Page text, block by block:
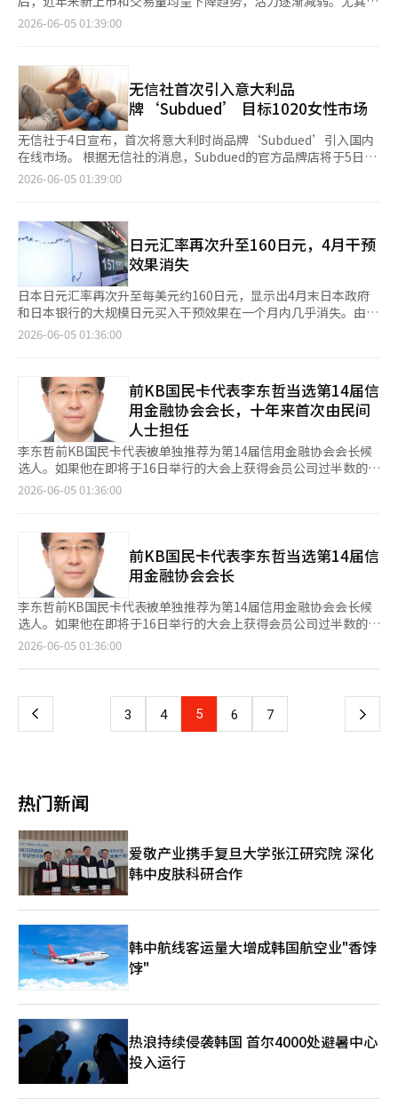
成长基金是临时性的，而BDC则像新技术产业投资基金一样，具有
长期运营的制度框架，因此从长远来看，BDC有可能形成独立的市
税制改革得以实施，后续基金的设立和资金募集将会加速；反之，
若未能改革，刚刚引入的制度可能在初期就失去动力。※ 本报道
经人工智能（AI）系统翻译与编辑。
的笔记本赠品。 无信社相关人士表示：“Subdued以其时尚的风
格和独特的美学，预计将满足无信社核心目标群体1020女性顾客
第一季度的营业收入为3636亿韩元，同比增长24.1%，创下第一
季度历史最高业绩。营业利润为190亿韩元，增长8.2%。※ 本报
道经人工智能（AI）系统翻译与编辑。
新上市公司数量少于退市公司，导致其作为中小企业成长平台的角
量在2024年为6家，2025年为4家，而到今年上半年结束时，仅有
1家。 相对而言，退市公司数量在不包括转入科斯达克的案例外，
2024年为10家，2025年为9家。今年，包括相对较新上市的艾美
斯基（AMCG）和方天空（PangSky）在内的8家公司也已退出市
场。新上市公司数量少于退市公司，导致整体上市公司数量也在减
少。科创板公司转入科斯达克的案例，2024年为4家，2025年为3
家，而今年至今尚无一家。 交易量也持续低迷。过去三年，科创
板市场的日均交易额从193.6亿韩元逐渐下降至165.1亿韩元，再到
笔，今年略微回升至620笔，但仍然低于历史水平。 科创板于
2013年成立，旨在支持中小企业和创业公司的融资与成长。其目
标是帮助企业通过科创板转向科斯达克，实现所谓的“成长阶
梯”。然而，随着技术特例上市和成长性特例上市等直接通往科斯
达克的通道增多，科创板的上市必要性被认为已不如以往。 此
外，政府近期推动将科斯达克市场改为一部和二部体制，这也可能
进一步压缩科创板的生存空间。业内人士指出：“如果引入科斯达
克的升降级制度，科创板作为中间市场的存在理由将更加模糊。”
会计划从本月起至年底，在总额不超过1亿韩元的范围内，支持外
部审计师的审计费用和指定顾问的上市支持费用等部分上市费用，
以扩大新上市的诱因。 交易所也开始进行制度改进。交易所于2日
宣布，将科创板上市公司的股票分散义务比例从现行的5%提高至
最高15%，并赋予指定顾问优先协商科斯达克转上市的权利，相关
的“科创板市场上市规定及实施细则修订案”已被提上日程。交易
所希望通过这些措施提高市场流动性，增强科创板的上市吸引力。
※ 本报道经人工智能（AI）系统翻译与编辑。
2026-06-05 01:39:00
无信社首次引入意大利品
牌‘Subdued’ 目标1020女性市场
无信社于4日宣布，首次将意大利时尚品牌‘Subdued’引入国内
在线市场。 根据无信社的消息，Subdued的官方品牌店将于5日在
无信社上线。Subdued是一个以自由奔放的个性和自然风格为特点
享。 此次入驻后，无信社的客户将能够在线购买Subdued的代表
性商品和全球畅销产品。代表性商品包括品牌标志性的亮片装饰的
Wings连帽衫、低腰牛仔裤、短款图案上衣和热裤等。 为庆祝
Subdued的正式入驻，无信社还将进行启动促销活动。从5日上午
11时起至11日，为期7天内，Subdued的所有商品将享受10%的折
扣。在活动期间，前50名消费满15万韩元的客户将获得Subdued
的笔记本赠品。 无信社相关人士表示：“Subdued以其时尚的风
格和独特的美学，预计将满足无信社核心目标群体1020女性客户
年第一季度的营业收入达3636亿韩元，同比增长24.1%，创下第
一季度历史新高。营业利润为190亿韩元，增长了8.2%。※ 本报
道经人工智能（AI）系统翻译与编辑。
2026-06-05 01:39:00
日元汇率再次升至160日元，4月干预
效果消失
日本日元汇率再次升至每美元约160日元，显示出4月末日本政府
和日本银行的大规模日元买入干预效果在一个月内几乎消失。由于
中东局势不稳、原油价格上涨以及美国加息预期的叠加，美元持续
间）报道，日元汇率在欧洲和美国外汇市场上升至每美元160.09日
元。日元的价值再次接近4月30日日本政府和日本银行进行日元买
入、美元卖出干预前记录的160.72日元。从4月末到5月末，日本
当局在外汇市场的干预规模达到11万7349亿日元（约合112万
4545亿元）。 日元贬值加剧的原因在于美元走强。由于美国与伊
朗之间的交战停火谈判没有明显进展，外汇市场上对安全资产美元
的购买活动正在扩大。原油价格上涨引发美国通胀再度上升的担
忧，加上美国经济的稳健表现，使得美联储（Fed）年内加息的预
加息的可能性以阻止日元贬值，但市场反应有限。日本银行行长上
田和夫在3日的演讲中表示，如果物价上涨压力加大，需在15日至
16日的货币政策决策会议上“仔细讨论加息问题”。发言后，市场
几乎将6月加息视为既定事实，日元一度升至每美元159日元的低
位。然而，日元的买入势头并未持续，汇率很快回落至演讲前的水
平。 日元贬值趋势预计将加强 市场普遍认为，即使日本银行在6月
会议上加息一次，也难以扭转日元贬值的趋势。野村证券的利率策
略师岩下真理表示：“一次加息无法改变日元贬值的基调”，市场
的关注点已转向下一次加息的时机。目前日本银行的政策利率为
为将利率提高到该范围的中间值1.8%左右将是影响日元走势的关
键因素。 日本银行难以发出市场所期待的强烈紧缩信号，这也是
日元贬值的原因之一。《日本经济新闻》援引一位亚洲对冲基金经
升值的因素。 在海外投资者中，积极买入日元的气氛也较为薄
日元的中期展望从“贬值”上调至“中性”，并将2026年末的日
元汇率预期下调5日元至每美元152日元。英国LSEG统计的约40家
证券公司的预期中位数也为2026年末每美元154日元，市场普遍认
为日元将会升值。然而，《日本经济新闻》表示，投资者对日元买
·库特尼预测，即使日本银行在本月加息，未来半年内也只会加息
一次，日元价值可能会跌至每美元170日元。 日本当局重新干预的
可能性反而在某种程度上助长了日元贬值。由于干预的可能性，投
机者难以公开进行日元卖出，但日本的进口企业和投资海外股票的
长期投资者却无法等待日元反弹，提前开始买入美元。在汇率波动
性较低的情况下，利用利差进行日元套利交易的情况也容易扩大。
借入低利率货币日元投资高利率货币或风险资产的趋势再次加大了
日元贬值的压力。根据美国商品期货交易委员会（CFTC）的数
据，截至5月26日，被归类为投机者的非商业部门日元净卖出为11
万4667份合约，折合约1万4000亿日元，超过了干预前的约10万
份合约，达到2024年7月以来的最高水平。 日元贬值也加深了日本
2026-06-05 01:36:00
前KB国民卡代表李东哲当选第14届信
用金融协会会长，十年来首次由民间
人士担任
李东哲前KB国民卡代表被单独推荐为第14届信用金融协会会长候
选人。如果他在即将于16日举行的大会上获得会员公司过半数的支
持，将最终当选为新一届会长。业界对他作为一位在卡、保险和数
荐委员会，针对前我们金融资本代表朴京勋、李东哲前KB国民卡
代表、前国会议长政策首席顾问尹昌焕等三位候选人进行了演示和
面试，随后进行了无记名投票。结果李东哲被推荐为下届协会会长
的唯一候选人。李东哲毕业于高丽大学法学专业，随后在美国图兰
大学法学院学习并获得纽约州律师资格。之后，他曾担任KB生命
保险经营规划总部副总裁、KB金融控股战略总管副总裁
（CSO）、KB国民卡代表董事、KB金融控股副会长等职务。业界
普遍认为他对卡业和保险业的理解深刻，并具备数字和全球业务的
经验。此次选举在最后阶段呈现出难以预测的激烈竞争。自2010
长。在李东哲被推荐之前，仅有前KB国民卡社长金德秀一人是民
间出身。因此，民间金融公司出身的两位候选人与一位政治界出身
当出色，卡业与资本业之间的票数曾出现分歧，但经过讨论，大家
在本月16日举行的大会上经过表决后最终当选为新一届协会会长。
一旦确认当选，将是自去年10月郑完圭现任会长任期满以来，时隔
约8个月的新会长产生。任期为三年。※ 本报道经人工智能（AI）
系统翻译与编辑。
2026-06-05 01:36:00
前KB国民卡代表李东哲当选第14届信
用金融协会会长
李东哲前KB国民卡代表被单独推荐为第14届信用金融协会会长候
选人。如果他在即将于16日举行的大会上获得会员公司过半数的支
持，将最终当选为新一届会长。业界对这位在卡片、保险和数字业
在首尔市内的一家酒店召开了第二次会长候选推荐委员会会议，针
议长政策首席助理尹昌焕等三位候选人进行了演示和面试，随后进
行了无记名投票。最终，李东哲被推荐为下届协会会长的唯一候选
首席执行官、KB金融控股副会长等职务。业界普遍认为，他对卡
片和保险行业有深刻理解，并具备数字和全球业务的经验。此次选
举在最后阶段呈现出难以预测的激烈竞争。自2010年转为常任职
以来，信用金融协会主要由金融监管机构出身的人士担任。李东哲
被推荐之前，只有前KB国民卡社长金德秀一人是来自民间的候选
人。因此，民间金融公司出身的候选人和政治界出身的候选人同时
进入最终候选名单被认为是异常的现象。据悉，现场李东哲与来自
资本行业的朴前代表之间的竞争非常激烈。最终，李东哲因对行业
现状的理解和对外沟通能力获得了较高评价，赢得了选票。一位业
界人士表示：“我了解到李东哲在演示中表现得相当出色，卡片和
资本行业之间的选票曾一度分散，经过讨论，大家达成共识，认为
他是最能代表行业的人选。”此外，李东哲预计将在本月16日举行
的大会上经过表决后最终当选为新一届协会会长。一旦确认当选，
长产生。任期为三年。※ 本报道经人工智能（AI）系统翻译与编
辑。
2026-06-05 01:36:00
上
页
3 4 5 6 7 下
热门新闻
爱敬产业携手复旦大学张江研究院 深化
韩中皮肤科研合作
韩中航线客运量大增成韩国航空业"香饽
饽"
热浪持续侵袭韩国 首尔4000处避暑中心
投入运行